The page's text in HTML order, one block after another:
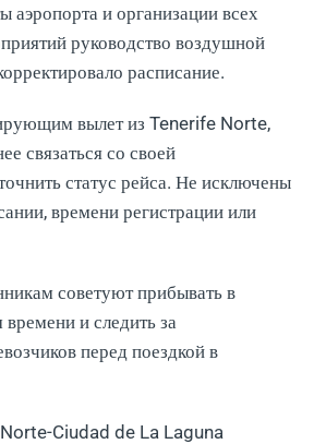
аэропорта и организации всех
руководство воздушной
расписание.
вылет из Tenerife Norte,
связаться со своей
статус рейса. Не исключены
времени регистрации или
советуют прибывать в
и следить за
перед поездкой в
Ciudad de La Laguna